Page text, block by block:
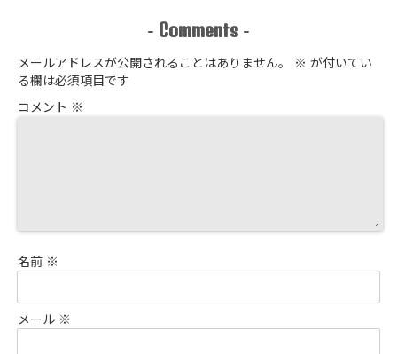
- Comments -
メールアドレスが公開されることはありません。 ※ が付いてい
る欄は必須項目です
コメント ※
名前 ※
メール ※